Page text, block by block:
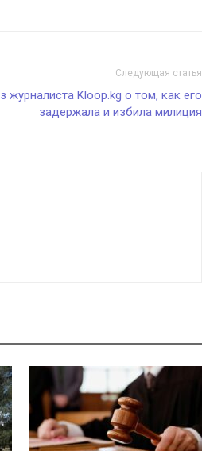
Следующая статья
журналиста Kloop.kg о том, как его
задержала и избила милиция